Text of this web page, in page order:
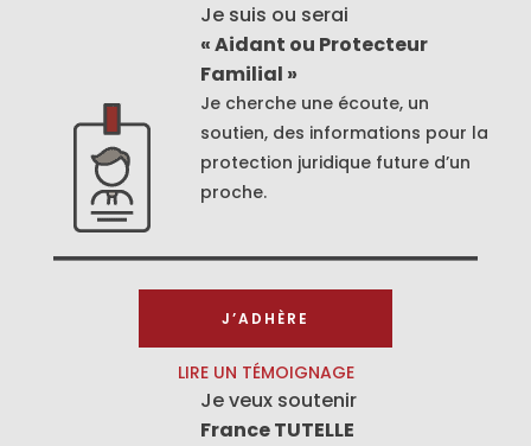
Je suis ou serai
« Aidant ou Protecteur
Familial »
Je cherche une écoute, un
soutien, des informations pour la
protection juridique future d’un
proche.
J’ADHÈRE
LIRE UN TÉMOIGNAGE
Je veux soutenir
France TUTELLE